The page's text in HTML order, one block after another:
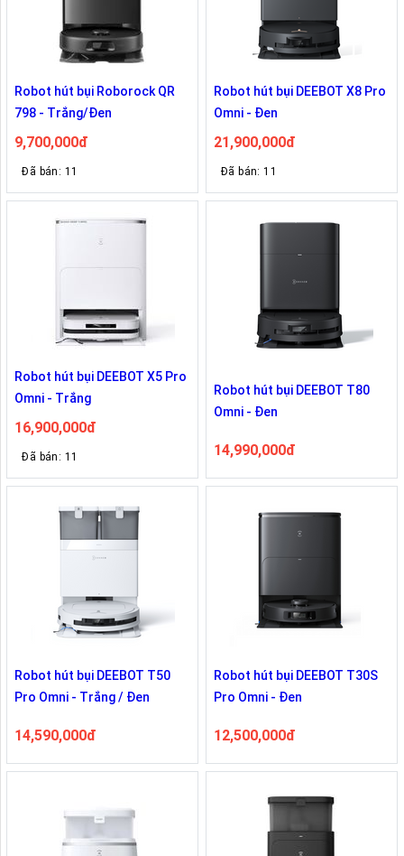
Robot hút bụi Roborock QR
798 - Trắng/Đen
9,700,000đ
Đã bán: 11
Robot hút bụi DEEBOT X8 Pro
Omni - Đen
21,900,000đ
Đã bán: 11
Robot hút bụi DEEBOT X5 Pro
Omni - Trắng
16,900,000đ
Đã bán: 11
Robot hút bụi DEEBOT T80
Omni - Đen
14,990,000đ
Robot hút bụi DEEBOT T50
Pro Omni - Trắng / Đen
14,590,000đ
Robot hút bụi DEEBOT T30S
Pro Omni - Đen
12,500,000đ